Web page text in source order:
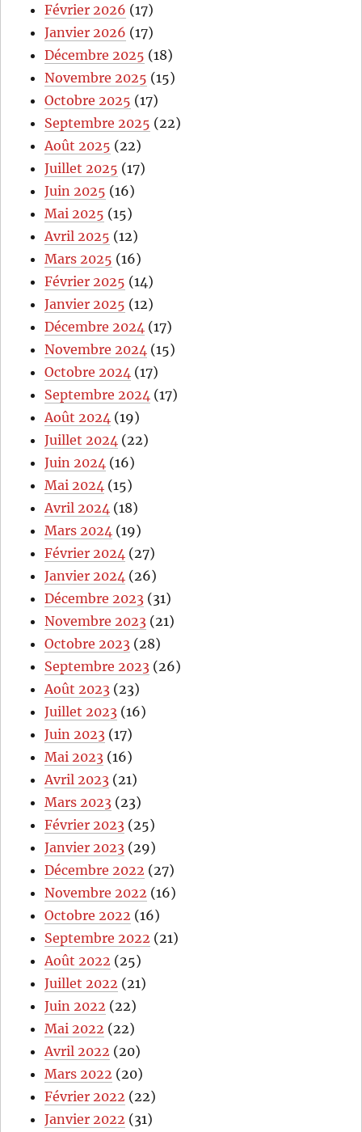
Février 2026 (17)
Janvier 2026 (17)
Décembre 2025 (18)
Novembre 2025 (15)
Octobre 2025 (17)
Septembre 2025 (22)
Août 2025 (22)
Juillet 2025 (17)
Juin 2025 (16)
Mai 2025 (15)
Avril 2025 (12)
Mars 2025 (16)
Février 2025 (14)
Janvier 2025 (12)
Décembre 2024 (17)
Novembre 2024 (15)
Octobre 2024 (17)
Septembre 2024 (17)
Août 2024 (19)
Juillet 2024 (22)
Juin 2024 (16)
Mai 2024 (15)
Avril 2024 (18)
Mars 2024 (19)
Février 2024 (27)
Janvier 2024 (26)
Décembre 2023 (31)
Novembre 2023 (21)
Octobre 2023 (28)
Septembre 2023 (26)
Août 2023 (23)
Juillet 2023 (16)
Juin 2023 (17)
Mai 2023 (16)
Avril 2023 (21)
Mars 2023 (23)
Février 2023 (25)
Janvier 2023 (29)
Décembre 2022 (27)
Novembre 2022 (16)
Octobre 2022 (16)
Septembre 2022 (21)
Août 2022 (25)
Juillet 2022 (21)
Juin 2022 (22)
Mai 2022 (22)
Avril 2022 (20)
Mars 2022 (20)
Février 2022 (22)
Janvier 2022 (31)